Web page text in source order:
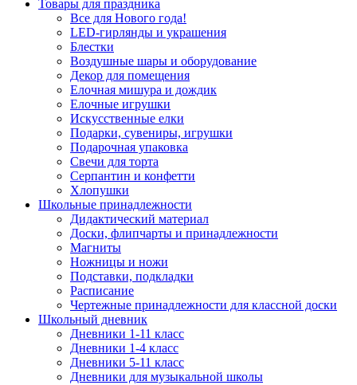
Товары для праздника
Все для Нового года!
LED-гирлянды и украшения
Блестки
Воздушные шары и оборудование
Декор для помещения
Елочная мишура и дождик
Елочные игрушки
Искусственные елки
Подарки, сувениры, игрушки
Подарочная упаковка
Свечи для торта
Серпантин и конфетти
Хлопушки
Школьные принадлежности
Дидактический материал
Доски, флипчарты и принадлежности
Магниты
Ножницы и ножи
Подставки, подкладки
Расписание
Чертежные принадлежности для классной доски
Школьный дневник
Дневники 1-11 класс
Дневники 1-4 класс
Дневники 5-11 класс
Дневники для музыкальной школы